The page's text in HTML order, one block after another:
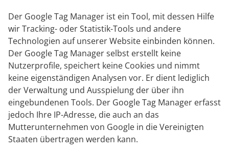
Der Google Tag Manager ist ein Tool, mit dessen Hilfe
wir Tracking- oder Statistik-Tools und andere
Technologien auf unserer Website einbinden können.
Der Google Tag Manager selbst erstellt keine
Nutzerprofile, speichert keine Cookies und nimmt
keine eigenständigen Analysen vor. Er dient lediglich
der Verwaltung und Ausspielung der über ihn
eingebundenen Tools. Der Google Tag Manager erfasst
jedoch Ihre IP-Adresse, die auch an das
Mutterunternehmen von Google in die Vereinigten
Staaten übertragen werden kann.